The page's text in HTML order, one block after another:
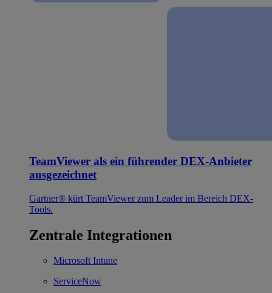
TeamViewer als ein führender DEX-Anbieter
ausgezeichnet
Gartner® kürt TeamViewer zum Leader im Bereich DEX-
Tools.
Zentrale Integrationen
Microsoft Intune
ServiceNow